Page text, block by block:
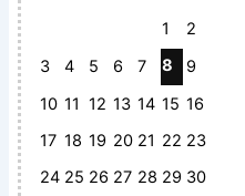
1
2
3
4 5 6 7 8
9
10 11 12 13 14 15 16
17 18 19 20 21 22 23
24 25 26 27 28 29 30